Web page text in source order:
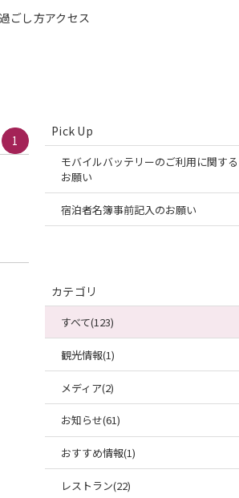
過ごし方アクセス
1
Pick Up
モバイルバッテリーのご利用に関する
お願い
宿泊者名簿事前記入のお願い
カテゴリ
すべて(123)
観光情報(1)
メディア(2)
お知らせ(61)
おすすめ情報(1)
レストラン(22)